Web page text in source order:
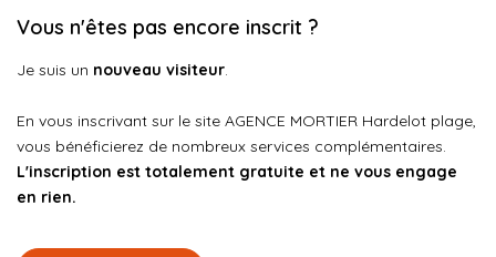
Qui Sommes Nous
Notre Équipe
Nos Actualités
Vous n'êtes pas encore inscrit ?
Je suis un nouveau visiteur.
En vous inscrivant sur le site AGENCE MORTIER Hardelot plage,
vous bénéficierez de nombreux services complémentaires.
L'inscription est totalement gratuite et ne vous engage
en rien.